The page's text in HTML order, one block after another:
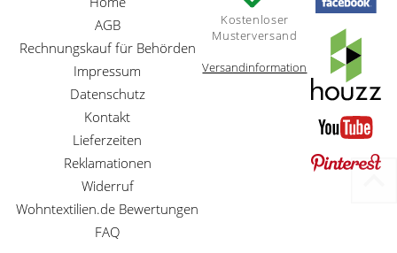
AGB
Rechnungskauf für Behörden
Impressum
Datenschutz
Kontakt
Lieferzeiten
Reklamationen
Widerruf
Wohntextilien.de Bewertungen
FAQ
Kostenloser
Musterversand
Versandinformation